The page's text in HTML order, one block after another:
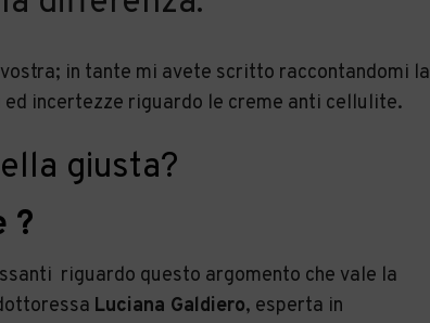
in tante mi avete scritto raccontandomi la
incertezze riguardo le creme anti cellulite.
giusta?
?
riguardo questo argomento che vale la
Luciana Galdiero, esperta in